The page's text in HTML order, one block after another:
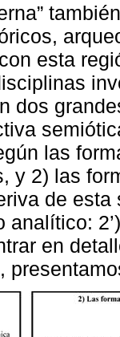
esta
dos
las
y 2) las
de
analítico:
en